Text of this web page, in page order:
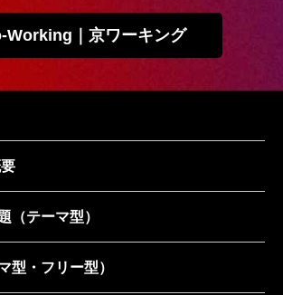
Working｜京ワーキング
（テーマ型）
型・フリー型）